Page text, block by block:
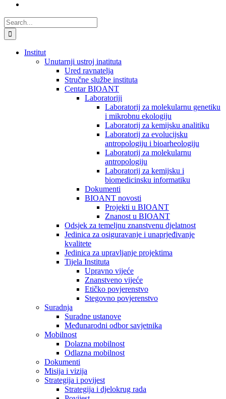
Search
for:
Institut
Unutarnji ustroj inatituta
Ured ravnatelja
Stručne službe instituta
Centar BIOANT
Laboratoriji
Laboratorij za molekularnu genetiku
i mikrobnu ekologiju
Laboratorij za kemijsku analitiku
Laboratorij za evolucijsku
antropologiju i bioarheologiju
Laboratorij za molekularnu
antropologiju
Laboratorij za kemijsku i
biomedicinsku informatiku
Dokumenti
BIOANT novosti
Projekti u BIOANT
Znanost u BIOANT
Odsjek za temeljnu znanstvenu djelatnost
Jedinica za osiguravanje i unaprjeđivanje
kvalitete
Jedinica za upravljanje projektima
Tijela Instituta
Upravno vijeće
Znanstveno vijeće
Etičko povjerenstvo
Stegovno povjerenstvo
Suradnja
Suradne ustanove
Međunarodni odbor savjetnika
Mobilnost
Dolazna mobilnost
Odlazna mobilnost
Dokumenti
Misija i vizija
Strategija i povijest
Strategija i djelokrug rada